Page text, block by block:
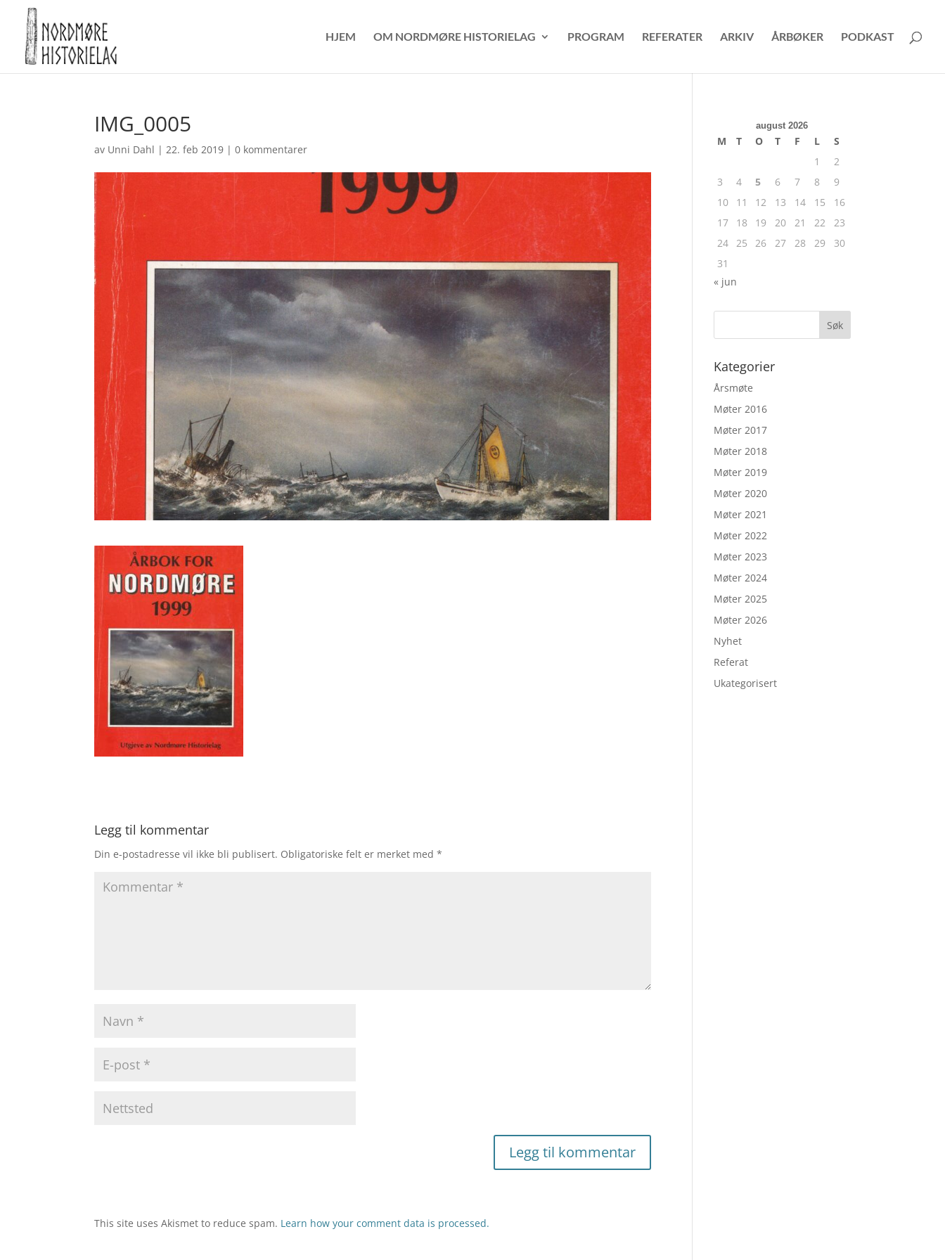
HJEM OM NORDMØRE HISTORIELAG PROGRAM REFERATER ARKIV ÅRBØKER PODKAST
IMG_0005
av Unni Dahl |22. feb 2019 |0 kommentarer
Legg til kommentar
Din e-postadresse vil ikke bli publisert. Obligatoriske felt er merket med*
This site uses Akismet to reduce spam. Learn how your comment data is processed.
august 2026
M T O T F L
S
1
2
3
4 5 6 7 8
9
10
11 12 13 14 15
16
17
18 19 20 21 22
23
24 25 26 27 28 29
30
31
« jun
Kategorier
Årsmøte
Møter 2016
Møter 2017
Møter 2018
Møter 2019
Møter 2020
Møter 2021
Møter 2022
Møter 2023
Møter 2024
Møter 2025
Møter 2026
Nyhet
Referat
Ukategorisert